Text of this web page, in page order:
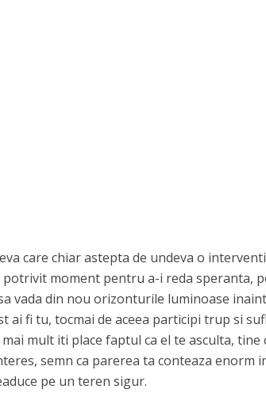
care chiar astepta de undeva o
potrivit moment pentru a-i reda speranta,
vada din nou orizonturile luminoase
ai fi tu, tocmai de aceea participi trup si
mult iti place faptul ca el te asculta, tine
semn ca parerea ta conteaza enorm
pe un teren sigur.